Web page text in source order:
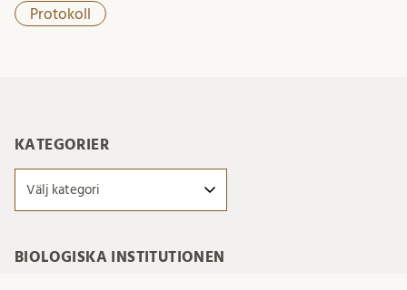
Protokoll
KATEGORIER
BIOLOGISKA INSTITUTIONEN